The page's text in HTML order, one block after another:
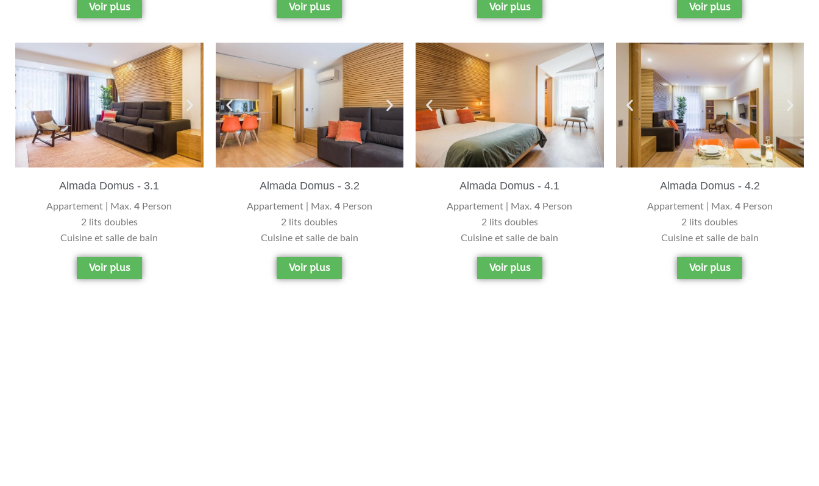
Voir plus Voir plus Voir plus Voir plus
Almada Domus - 3.1
Appartement | Max.4 Person
2 lits doubles
Cuisine et salle de bain
Voir plus
Almada Domus - 3.2
Appartement | Max. 4Person
2 lits doubles
Cuisine et salle de bain
Voir plus
Almada Domus - 4.1
Appartement | Max.4 Person
2 lits doubles
Cuisine et salle de bain
Voir plus
Almada Domus - 4.2
Appartement | Max. 4Person
2 lits doubles
Cuisine et salle de bain
Voir plus